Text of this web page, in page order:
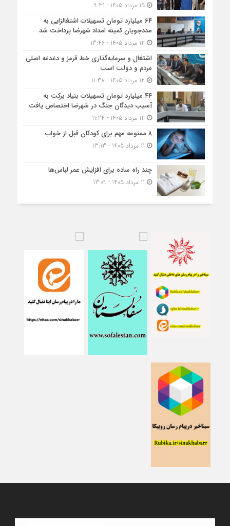
15 مرداد 1405 - 9:31
۶۴ میلیارد تومان تسهیلات اشتغالزایی به
مددجویان کمیته امداد شهرضا پرداخت شد
اشتغال و سرمایه‌گذاری خط قرمز و دغدغه اصلی
مردم و دولت است
۴۴ میلیارد تومان تسهیلات بنیاد برکت به
آسیب دیدگان جنگ در شهرضا اختصاص یافت
۸ ممنوعه مهم برای کودکان قبل از خواب
چند راه ساده برای افزایش عمر لباس‌ها